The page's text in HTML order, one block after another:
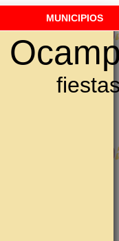
MUNICIPIOS